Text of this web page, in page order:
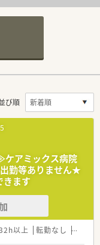
び順
ケアミックス病院
出勤等ありません★
ます
以上 転勤なし 車通勤